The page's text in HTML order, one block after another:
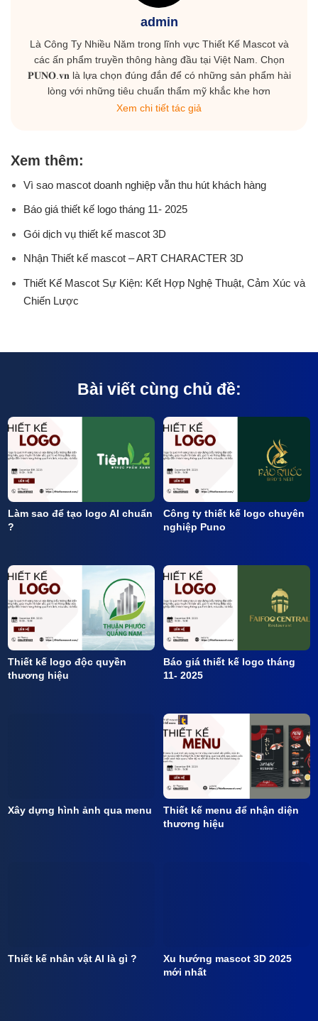
admin
Là Công Ty Nhiều Năm trong lĩnh vực Thiết Kế Mascot và
các ấn phẩm truyền thông hàng đầu tại Việt Nam. Chọn
𝐏𝐔𝐍𝐎.𝐯𝐧 là lựa chọn đúng đắn để có những sản phẩm hài
lòng với những tiêu chuẩn thẩm mỹ khắc khe hơn
Xem chi tiết tác giả
Xem thêm:
Vì sao mascot doanh nghiệp vẫn thu hút khách hàng
Báo giá thiết kế logo tháng 11- 2025
Gói dịch vụ thiết kế mascot 3D
Nhận Thiết kế mascot – ART CHARACTER 3D
Thiết Kế Mascot Sự Kiện: Kết Hợp Nghệ Thuật, Cảm Xúc và
Chiến Lược
Bài viết cùng chủ đề:
Làm sao để tạo logo AI chuẩn
?
Công ty thiết kế logo chuyên
nghiệp Puno
Thiết kế logo độc quyền
thương hiệu
Báo giá thiết kế logo tháng
11- 2025
Xây dựng hình ảnh qua menu
Thiết kế menu để nhận diện
thương hiệu
Thiết kế nhân vật AI là gì ?
Xu hướng mascot 3D 2025
mới nhất